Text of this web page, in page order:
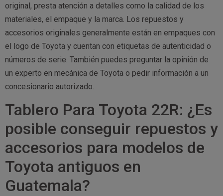
original, presta atención a detalles como la calidad de los
materiales, el empaque y la marca. Los repuestos y
accesorios originales generalmente están en empaques con
el logo de Toyota y cuentan con etiquetas de autenticidad o
números de serie. También puedes preguntar la opinión de
un experto en mecánica de Toyota o pedir información a un
concesionario autorizado.
Tablero Para Toyota 22R: ¿Es
posible conseguir repuestos y
accesorios para modelos de
Toyota antiguos en
Guatemala?